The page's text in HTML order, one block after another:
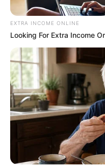
EXTRA INCOME ONLINE
Looking For Extra Income